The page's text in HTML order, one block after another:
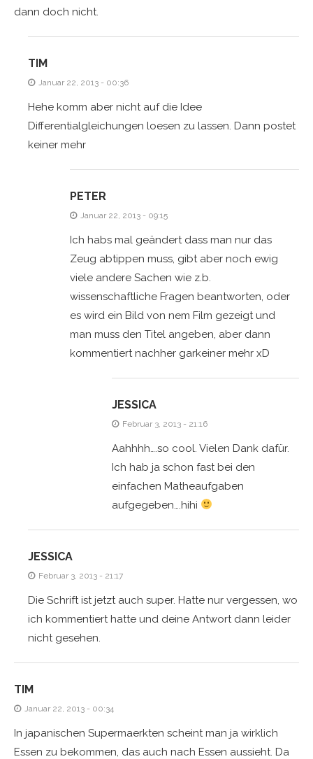
dann doch nicht.
TIM
Januar 22, 2013 - 00:36
Hehe komm aber nicht auf die Idee
Differentialgleichungen loesen zu lassen. Dann postet
keiner mehr
PETER
Januar 22, 2013 - 09:15
Ich habs mal geändert dass man nur das
Zeug abtippen muss, gibt aber noch ewig
viele andere Sachen wie z.b.
wissenschaftliche Fragen beantworten, oder
es wird ein Bild von nem Film gezeigt und
man muss den Titel angeben, aber dann
kommentiert nachher garkeiner mehr xD
JESSICA
Februar 3, 2013 - 21:16
Aahhhh….so cool. Vielen Dank dafür.
Ich hab ja schon fast bei den
einfachen Matheaufgaben
aufgegeben….hihi
JESSICA
Februar 3, 2013 - 21:17
Die Schrift ist jetzt auch super. Hatte nur vergessen, wo
ich kommentiert hatte und deine Antwort dann leider
nicht gesehen.
TIM
Januar 22, 2013 - 00:34
In japanischen Supermaerkten scheint man ja wirklich
Essen zu bekommen, das auch nach Essen aussieht. Da